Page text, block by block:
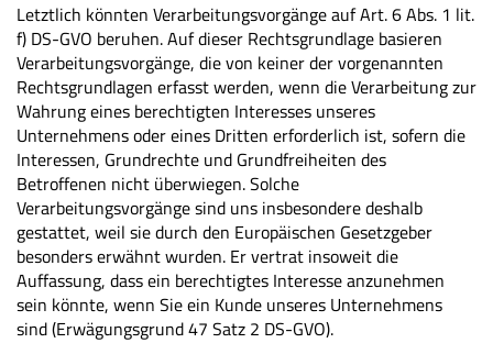
Letztlich könnten Verarbeitungsvorgänge auf Art. 6 Abs. 1 lit.
f) DS-GVO beruhen. Auf dieser Rechtsgrundlage basieren
Verarbeitungsvorgänge, die von keiner der vorgenannten
Rechtsgrundlagen erfasst werden, wenn die Verarbeitung zur
Wahrung eines berechtigten Interesses unseres
Unternehmens oder eines Dritten erforderlich ist, sofern die
Interessen, Grundrechte und Grundfreiheiten des
Betroffenen nicht überwiegen. Solche
Verarbeitungsvorgänge sind uns insbesondere deshalb
gestattet, weil sie durch den Europäischen Gesetzgeber
besonders erwähnt wurden. Er vertrat insoweit die
Auffassung, dass ein berechtigtes Interesse anzunehmen
sein könnte, wenn Sie ein Kunde unseres Unternehmens
sind (Erwägungsgrund 47 Satz 2 DS-GVO).